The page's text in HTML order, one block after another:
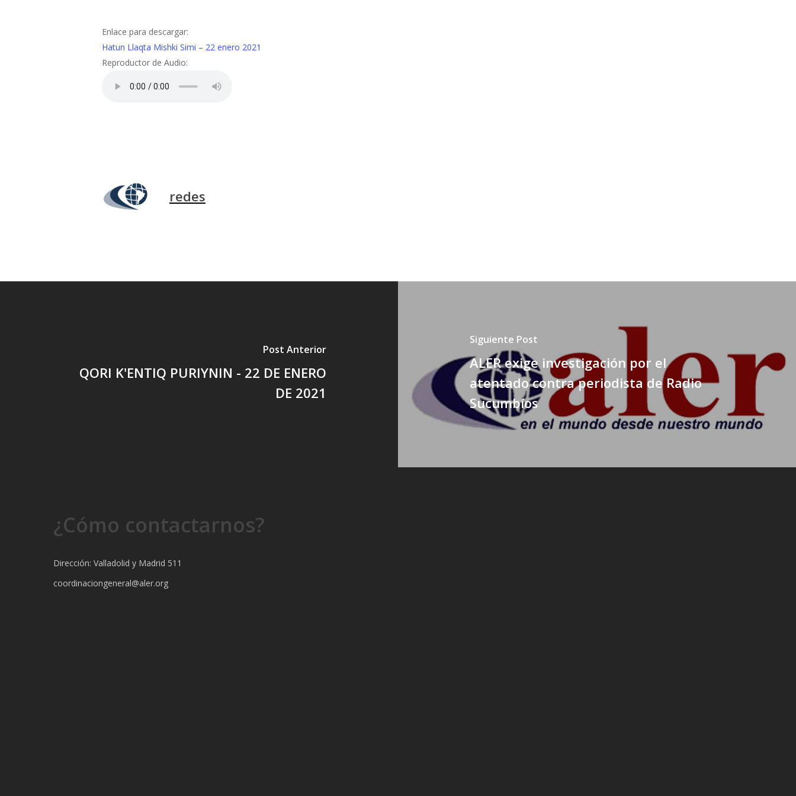
Enlace para descargar:
Hatun Llaqta Mishki Simi – 22 enero 2021
Reproductor de Audio:
redes
Post Anterior
QORI K'ENTIQ PURIYNIN - 22 DE ENERO
DE 2021
Siguiente Post
ALER exige investigación por el
atentado contra periodista de Radio
Sucumbíos
¿Cómo contactarnos?
Dirección: Valladolid y Madrid 511
coordinaciongeneral@aler.org